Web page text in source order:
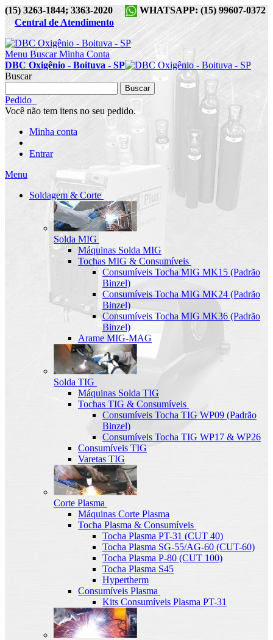
(15) 3263-1844; 3363-2020
WHATSAPP: (15) 99607-0372
Central de Atendimento
Menu Buscar Minha Conta
DBC Oxigênio - Boituva - SP
Buscar
Buscar
Pedido
Você não tem itens no seu pedido.
Minha conta
Entrar
Menu
Soldagem & Corte
Solda MIG
Máquinas Solda MIG
Tochas MIG & Consumíveis
Consumíveis Tocha MIG MK15 (Padrão
Binzel)
Consumíveis Tocha MIG MK24 (Padrão
Binzel)
Consumíveis Tocha MIG MK36 (Padrão
Binzel)
Arame MIG-MAG
Solda TIG
Máquinas Solda TIG
Tochas TIG & Consumíveis
Consumíveis Tocha TIG WP09 (Padrão
Binzel)
Consumíveis Tocha TIG WP17 & WP26
Consumíveis TIG
Varetas TIG
Corte Plasma
Máquinas Corte Plasma
Tocha Plasma & Consumíveis
Tocha Plasma PT-31 (CUT 40)
Tocha Plasma SG-55/AG-60 (CUT-60)
Tocha Plasma P-80 (CUT 100)
Tocha Plasma S45
Hypertherm
Consumíveis Plasma
Kits Consumíveis Plasma PT-31